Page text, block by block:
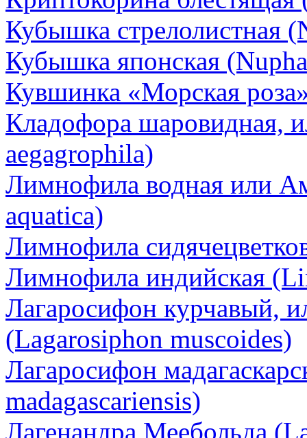
Кубышка стрелолистная
Кубышка японская
Кувшинка «Морская
Кладофора шаровидная,
aegagrophila)
Лимнофила водная или
aquatica)
Лимнофила
Лимнофила индийская
Лагаросифон курчавый,
(Lagarosiphon muscoides)
Лагаросифон
madagascariensis)
Лагенандра Меебольда